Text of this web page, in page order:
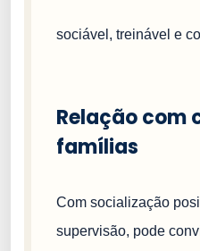
sociável, treinável e
Relação com
famílias
Com socialização
supervisão, pode